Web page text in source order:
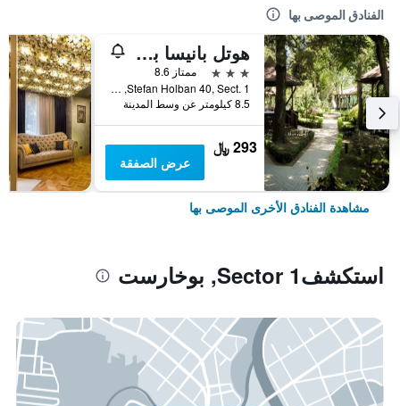
الفنادق الموصى بها
هوتل بانيسا بارك
3 نجوم
ممتاز 8.6
Stefan Holban 40, Sect. 1, بوخارست, رومانيا
8.5 كيلومتر عن وسط المدينة
293 ﷼
عرض الصفقة
مشاهدة الفنادق الأخرى الموصى بها
استكشفSector 1, بوخارست